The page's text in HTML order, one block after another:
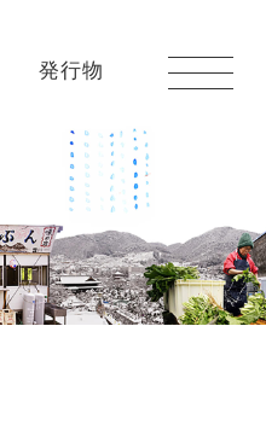
発行物